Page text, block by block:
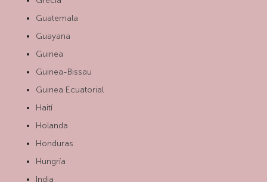
Guatemala
Guayana
Guinea
Guinea-Bissau
Guinea Ecuatorial
Haití
Holanda
Honduras
Hungría
India